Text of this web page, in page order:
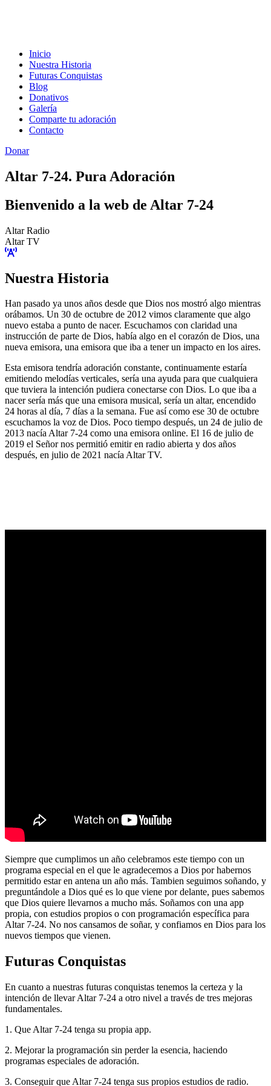
Inicio
Nuestra Historia
Futuras Conquistas
Blog
Donativos
Galería
Comparte tu adoración
Contacto
Donar
Altar 7-24. Pura Adoración
Bienvenido a la web de Altar 7-24
Altar Radio
Altar TV
Nuestra Historia
Han pasado ya unos años desde que Dios nos mostró algo mientras
orábamos. Un 30 de octubre de 2012 vimos claramente que algo
nuevo estaba a punto de nacer. Escuchamos con claridad una
instrucción de parte de Dios, había algo en el corazón de Dios, una
nueva emisora, una emisora que iba a tener un impacto en los aires.
Esta emisora tendría adoración constante, continuamente estaría
emitiendo melodías verticales, sería una ayuda para que cualquiera
que tuviera la intención pudiera conectarse con Dios. Lo que iba a
nacer sería más que una emisora musical, sería un altar, encendido
24 horas al día, 7 días a la semana. Fue así como ese 30 de octubre
escuchamos la voz de Dios. Poco tiempo después, un 24 de julio de
2013 nacía Altar 7-24 como una emisora online. El 16 de julio de
2019 el Señor nos permitió emitir en radio abierta y dos años
después, en julio de 2021 nacía Altar TV.
Siempre que cumplimos un año celebramos este tiempo con un
programa especial en el que le agradecemos a Dios por habernos
permitido estar en antena un año más. Tambien seguimos soñando, y
preguntándole a Dios qué es lo que viene por delante, pues sabemos
que Dios quiere llevarnos a mucho más. Soñamos con una app
propia, con estudios propios o con programación específica para
Altar 7-24. No nos cansamos de soñar, y confiamos en Dios para los
nuevos tiempos que vienen.
Futuras Conquistas
En cuanto a nuestras futuras conquistas tenemos la certeza y la
intención de llevar Altar 7-24 a otro nivel a través de tres mejoras
fundamentales.
1. Que Altar 7-24 tenga su propia app.
2. Mejorar la programación sin perder la esencia, haciendo
programas especiales de adoración.
3. Conseguir que Altar 7-24 tenga sus propios estudios de radio.